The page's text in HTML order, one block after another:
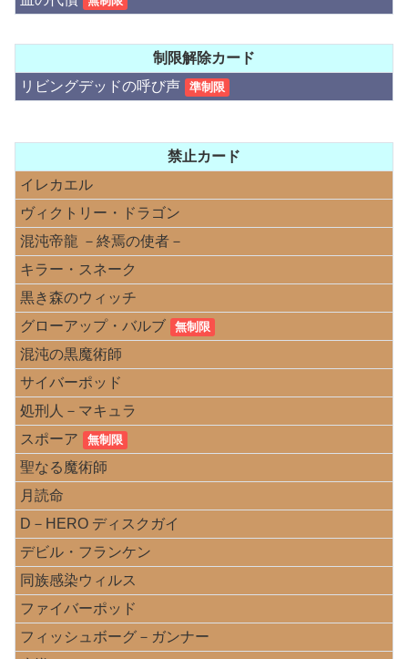
制限解除カード
リビングデッドの呼び声
準制限
禁止カード
イレカエル
ヴィクトリー・ドラゴン
混沌帝龍 －終焉の使者－
キラー・スネーク
黒き森のウィッチ
グローアップ・バルブ
無制限
混沌の黒魔術師
サイバーポッド
処刑人－マキュラ
スポーア
無制限
聖なる魔術師
月読命
D－HERO ディスクガイ
デビル・フランケン
同族感染ウィルス
ファイバーポッド
フィッシュボーグ－ガンナー